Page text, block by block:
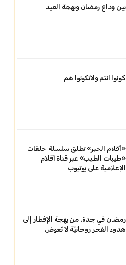
بين وداع رمضان وبهجة العيد
كونوا انتم ولاتكونوا هم
«أقلام الخبر» تطلق سلسلة حلقات
«طيبات الطيب» عبر قناة أقلام
الإعلامية على يوتيوب
رمضان في جدة. من بهجة الإفطار إلى
هدوء الفجر روحانيّة لا تُعوض